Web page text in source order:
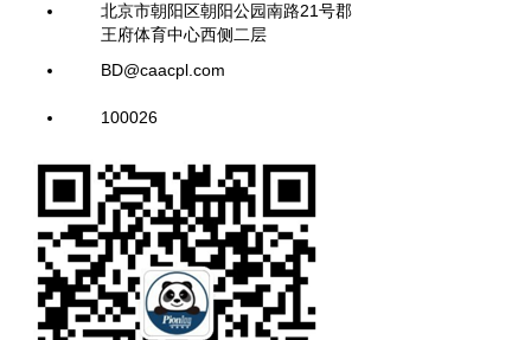
北京市朝阳区朝阳公园南路21号郡
王府体育中心西侧二层
BD@caacpl.com
100026